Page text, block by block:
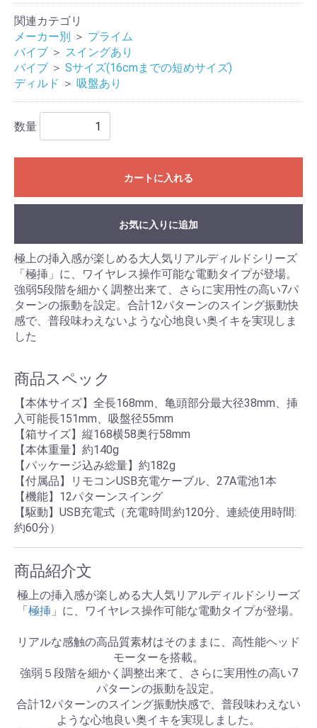
関連カテゴリ
メーカー別 ＞ プライム
バイブ ＞ スイングあり
バイブ ＞ Sサイズ(16cmまでの短めサイズ)
ディルド ＞ 吸盤あり
数量
カートに入れる
お気に入りに追加
極上の挿入感が楽しめる大人気リアルディルドシリーズ
「極挿」に、ワイヤレス操作可能な電動タイプが登場。
強弱5段階を細かく調整出来て、さらに実用性の高い7パ
ターンの振動を設定。合計12パターンのスイング振動快
感で、普段味わえないような心地良い奥イキを実現しま
した
商品スペック
【本体サイズ】全長168mm、亀頭部分最大径38mm、挿
入可能長151mm、吸盤径55mm
【箱サイズ】縦168横58奥行58mm
【本体重量】約140g
【パッケージ込み総量】約182g
【付属品】リモコンUSB充電ケーブル、27A電池1本
【機能】12パターンスイング
【駆動】USB充電式（充電時間:約120分、連続使用時間:
約60分）
商品紹介文
極上の挿入感が楽しめる大人気リアルディルドシリーズ
「極挿 」に、ワイヤレス操作可能な電動タイプが登場。
リアルな感触の高品質素材はそのままに、高性能ヘッド
モーターを搭載。
強弱５段階を細かく調整出来て、さらに実用性の高い7
パターンの振動を設定。
合計12パターンのスイング振動快感で、普段味わえない
ような心地良い奥イキを実現しました。